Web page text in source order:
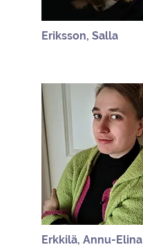
Eriksson, Salla
Erkkilä, Annu-Elina